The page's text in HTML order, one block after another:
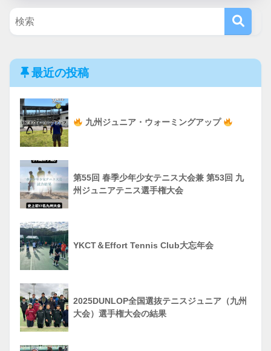
最近の投稿
九州ジュニア・ウォーミングアップ
第55回 春季少年少女テニス大会兼 第53回 九
州ジュニアテニス選手権大会
YKCT＆Effort Tennis Club大忘年会
2025DUNLOP全国選抜テニスジュニア（九州
大会）選手権大会の結果